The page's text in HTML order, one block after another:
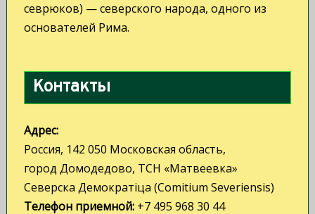
з
а
и
с
я
м
севрюков) — северского народа, одного из
основателей Рима.
Контакты
Адрес:
Россия, 142 050 Московская область,
город Домодедово, ТСН «Матвеевка»
Северска Демократiца (Comitium Severiensis)
Телефон приемной:+7 495 968 30 44